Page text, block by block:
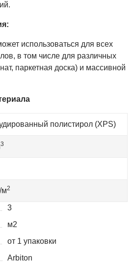
использоваться для всех
в том числе для различных
паркетная доска) и массивной
полистирол (XPS)
3
м2
3
м2
от 1 упаковки
Arbiton